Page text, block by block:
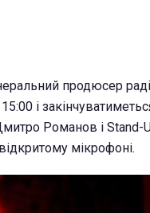
продюсер
і
Романов і Stand-
мікрофоні.